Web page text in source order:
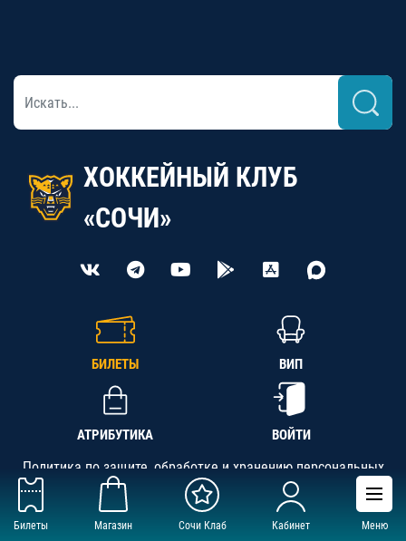
Билеты Магазин Сочи Клаб Кабинет Меню
ХОККЕЙНЫЙ КЛУБ
«СОЧИ»
БИЛЕТЫ ВИП
АТРИБУТИКА ВОЙТИ
Политика по защите, обработке и хранению персональных
данных
АНО «СК «Кубань-Регион», ОГРН 1142300002349,